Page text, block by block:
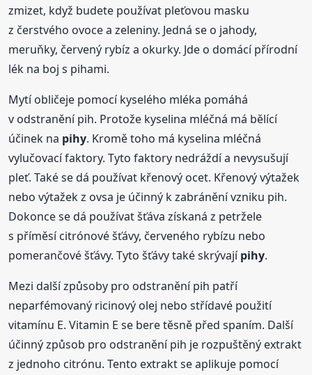
zmizet, když budete používat pleťovou masku
z čerstvého ovoce a zeleniny. Jedná se o jahody,
meruňky, červený rybíz a okurky. Jde o domácí přírodní
lék na boj s pihami.
Mytí obličeje pomocí kyselého mléka pomáhá
v odstranění pih. Protože kyselina mléčná má bělící
účinek na pihy. Kromě toho má kyselina mléčná
vylučovací faktory. Tyto faktory nedráždí a nevysušují
pleť. Také se dá používat křenový ocet. Křenový výtažek
nebo výtažek z ovsa je účinný k zabránění vzniku pih.
Dokonce se dá používat šťáva získaná z petržele
s příměsí citrónové šťávy, červeného rybízu nebo
pomerančové šťávy. Tyto šťávy také skrývajípihy.
Mezi další způsoby pro odstranění pih patří
neparfémovaný ricinový olej nebo střídavé použití
vitamínu E. Vitamin E se bere těsně před spaním. Další
účinný způsob pro odstranění pih je rozpuštěný extrakt
z jednoho citrónu. Tento extrakt se aplikuje pomocí